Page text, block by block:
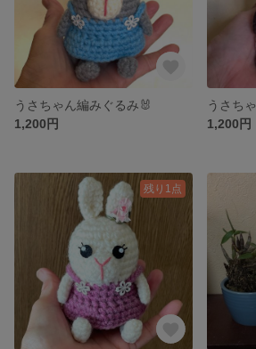
うさちゃん編みぐるみ🐰
1,200円
うさち
1,200円
残り1点